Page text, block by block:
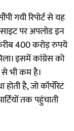
गयी रिपोर्ट से यह
पर अपलोड इन
400 करोड़ रुपये
इसमें कांग्रेस को
भी कम है।
है, जो कॉर्पोरेट
तक पहुंचाती